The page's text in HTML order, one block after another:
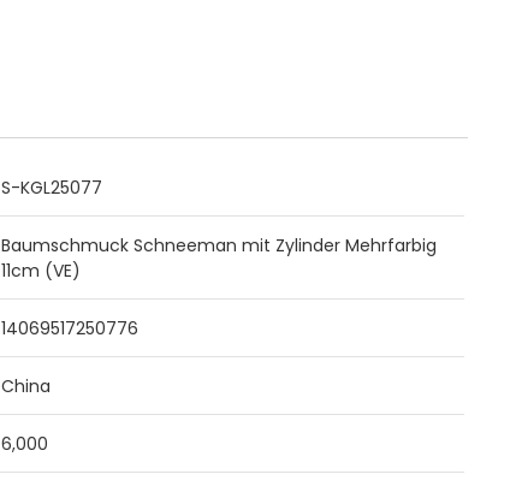
S-KGL25077
Baumschmuck Schneeman mit Zylinder Mehrfarbig
11cm (VE)
14069517250776
China
6,000